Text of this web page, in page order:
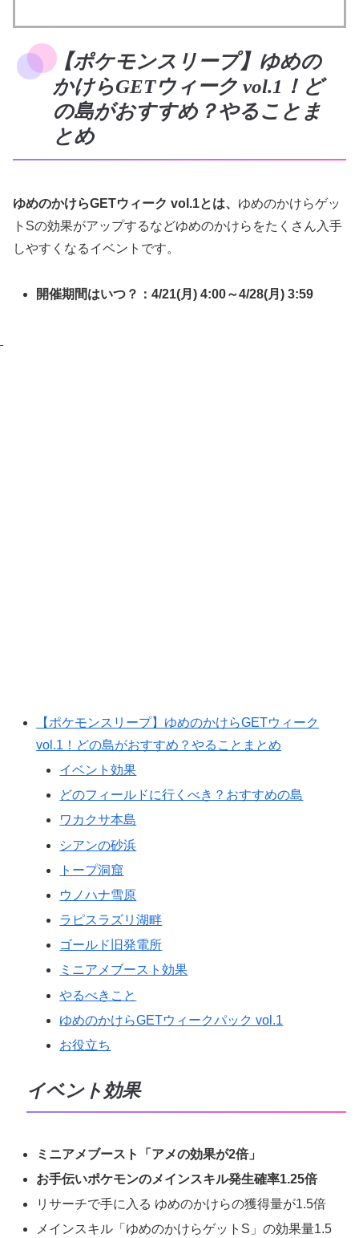
【ポケモンスリープ】ゆめの
かけらGETウィーク vol.1！ど
の島がおすすめ？やることま
とめ
ゆめのかけらGETウィーク vol.1とは、 ゆめのかけらゲッ
トSの効果がアップするなどゆめのかけらをたくさん入手
しやすくなるイベントです。
開催期間はいつ？：4/21(月) 4:00～4/28(月) 3:59
【ポケモンスリープ】ゆめのかけらGETウィーク
vol.1！どの島がおすすめ？やることまとめ
イベント効果
どのフィールドに行くべき？おすすめの島
ワカクサ本島
シアンの砂浜
トープ洞窟
ウノハナ雪原
ラピスラズリ湖畔
ゴールド旧発電所
ミニアメブースト効果
やるべきこと
ゆめのかけらGETウィークパック vol.1
お役立ち
イベント効果
ミニアメブースト「アメの効果が2倍」
お手伝いポケモンのメインスキル発生確率1.25倍
リサーチで手に入る ゆめのかけらの獲得量が1.5倍
メインスキル「ゆめのかけらゲットS」の効果量1.5